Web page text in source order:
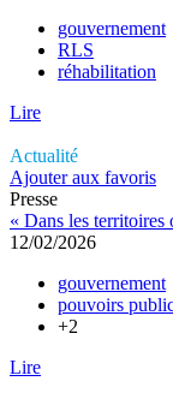
gouvernement
RLS
réhabilitation
Lire
Actualité
Ajouter aux favoris
Presse
« Dans les territoires
12/02/2026
gouvernement
pouvoirs
+2
Lire